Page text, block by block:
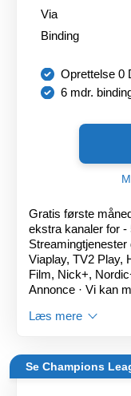
Via
Binding
Oprettelse 0
6 mdr.
Gratis første
ekstra kanaler for
Viaplay, TV2 Play,
Film, Nick+,
Annonce · Vi kan
Læs mere
Se Champions